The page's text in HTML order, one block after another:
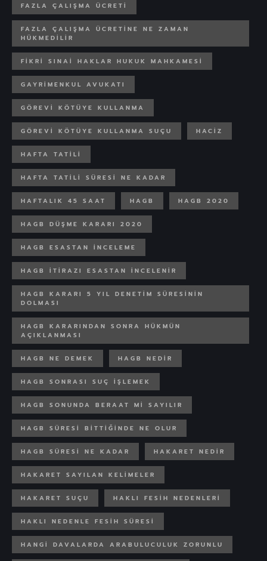
FAZLA ÇALIŞMA ÜCRETI
FAZLA ÇALIŞMA ÜCRETINE NE ZAMAN
HÜKMEDILIR
FIKRI SINAI HAKLAR HUKUK MAHKAMESI
GAYRIMENKUL AVUKATI
GÖREVI KÖTÜYE KULLANMA
GÖREVI KÖTÜYE KULLANMA SUÇU HACIZ
HAFTA TATILI
HAFTA TATILI SÜRESI NE KADAR
HAFTALIK 45 SAAT HAGB HAGB 2020
HAGB DÜŞME KARARI 2020
HAGB ESASTAN INCELEME
HAGB ITIRAZI ESASTAN INCELENIR
HAGB KARARI 5 YIL DENETIM SÜRESININ
DOLMASI
HAGB KARARINDAN SONRA HÜKMÜN
AÇIKLANMASI
HAGB NE DEMEK HAGB NEDIR
HAGB SONRASI SUÇ IŞLEMEK
HAGB SONUNDA BERAAT MI SAYILIR
HAGB SÜRESI BITTIĞINDE NE OLUR
HAGB SÜRESI NE KADAR HAKARET NEDIR
HAKARET SAYILAN KELIMELER
HAKARET SUÇU HAKLI FESIH NEDENLERI
HAKLI NEDENLE FESIH SÜRESI
HANGI DAVALARDA ARABULUCULUK ZORUNLU